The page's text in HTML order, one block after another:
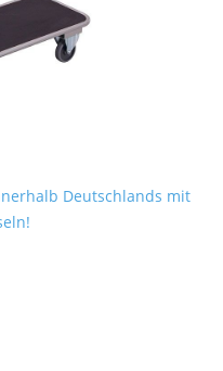
Deutschlands mit